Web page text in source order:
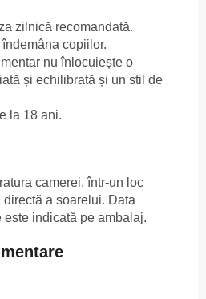
zilnică recomandată.
copiilor.
nu înlocuiește o
și echilibrată și un stil de
la 18 ani.
camerei, într-un loc
a soarelui. Data
indicată pe ambalaj.